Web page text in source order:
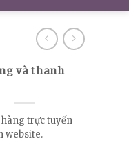
và thanh
trực tuyến
website.